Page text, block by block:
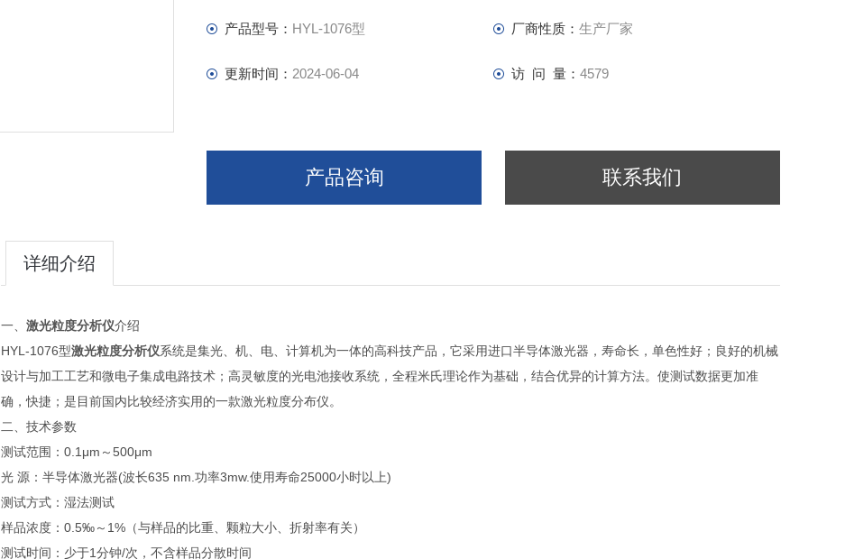
产品型号： HYL-1076型 厂商性质： 生产厂家
更新时间： 2024-06-04 访 问 量： 4579
产品咨询 联系我们
详细介绍
一、 激光粒度分析仪介绍
HYL-1076型激光粒度分析仪系统是集光、机、电、计算机为一体的高科技产品，它采用进口半导体激光器，寿命长，单色性好；良好的机械
设计与加工工艺和微电子集成电路技术；高灵敏度的光电池接收系统，全程米氏理论作为基础，结合优异的计算方法。使测试数据更加准
确，快捷；是目前国内比较经济实用的一款激光粒度分布仪。
二、 技术参数
测试范围：0.1μm～500μm
光 源：半导体激光器(波长635 nm.功率3mw.使用寿命25000小时以上)
测试方式：湿法测试
样品浓度：0.5‰～1%（与样品的比重、颗粒大小、折射率有关）
测试时间：少于1分钟/次，不含样品分散时间